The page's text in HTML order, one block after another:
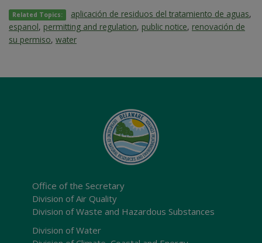
Related Topics: aplicación de residuos del tratamiento de aguas,
espanol, permitting and regulation, public notice, renovación de
su permiso, water
Office of the Secretary
Division of Air Quality
Division of Waste and Hazardous Substances
Division of Water